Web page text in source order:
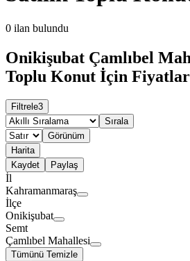
0 ilan bulundu
Onikişubat Çamlıbel
Toplu Konut İçin
Filtrele3
Sırala
Görünüm
Harita
Kaydet
Paylaş
İl
Kahramanmaraş
İlçe
Onikişubat
Semt
Çamlıbel Mahallesi
Tümünü Temizle